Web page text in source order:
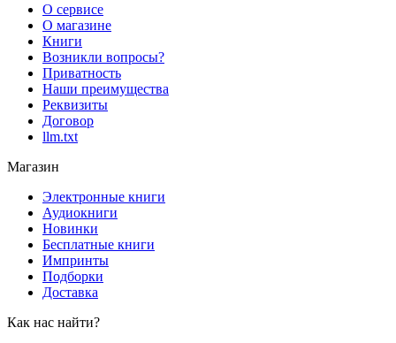
О сервисе
О магазине
Книги
Возникли вопросы?
Приватность
Наши преимущества
Реквизиты
Договор
llm.txt
Магазин
Электронные книги
Аудиокниги
Новинки
Бесплатные книги
Импринты
Подборки
Доставка
Как нас найти?